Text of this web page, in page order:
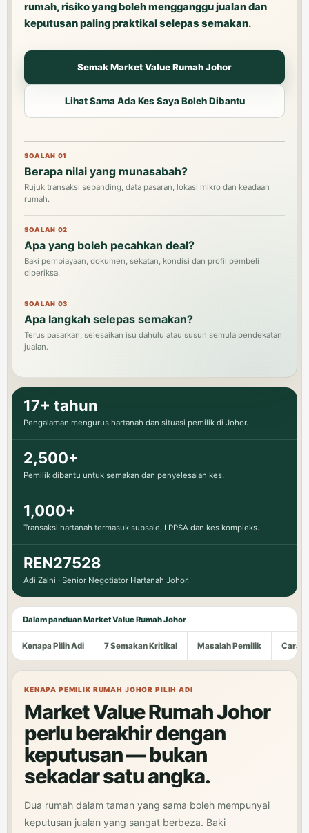
rumah, risiko yang boleh mengganggu jualan dan
keputusan paling praktikal selepas semakan.
Semak Market Value Rumah Johor
Lihat Sama Ada Kes Saya Boleh Dibantu
SOALAN 01
Berapa nilai yang munasabah?
Rujuk transaksi sebanding, data pasaran, lokasi mikro dan keadaan
rumah.
SOALAN 02
Apa yang boleh pecahkan deal?
Baki pembiayaan, dokumen, sekatan, kondisi dan profil pembeli
diperiksa.
SOALAN 03
Apa langkah selepas semakan?
Terus pasarkan, selesaikan isu dahulu atau susun semula pendekatan
jualan.
17+ tahun
Pengalaman mengurus hartanah dan situasi pemilik di Johor.
2,500+
Pemilik dibantu untuk semakan dan penyelesaian kes.
1,000+
Transaksi hartanah termasuk subsale, LPPSA dan kes kompleks.
REN27528
Adi Zaini · Senior Negotiator Hartanah Johor.
Dalam panduan Market Value Rumah Johor
Kenapa Pilih Adi 7 Semakan Kritikal Masalah Pemilik Cara
KENAPA PEMILIK RUMAH JOHOR PILIH ADI
Market Value Rumah Johor
perlu berakhir dengan
keputusan — bukan
sekadar satu angka.
Dua rumah dalam taman yang sama boleh mempunyai
keputusan jualan yang sangat berbeza. Baki